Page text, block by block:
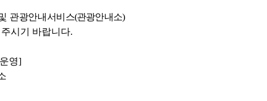
관광안내서비스(관광안내소)
시기 바랍니다.
영]